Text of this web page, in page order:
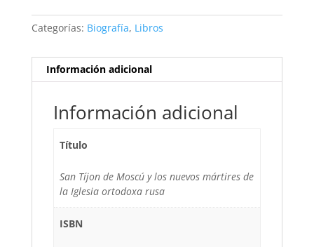
Categorías: Biografía, Libros
Información adicional
Información adicional
Título
San Tíjon de Moscú y los nuevos mártires de
la Iglesia ortodoxa rusa
ISBN